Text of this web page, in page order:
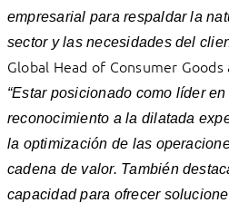
empresarial para respaldar la
sector y las necesidades del
Global Head of Consumer
“Estar posicionado como líder
reconocimiento a la dilatada
la optimización de las
cadena de valor. También
capacidad para ofrecer